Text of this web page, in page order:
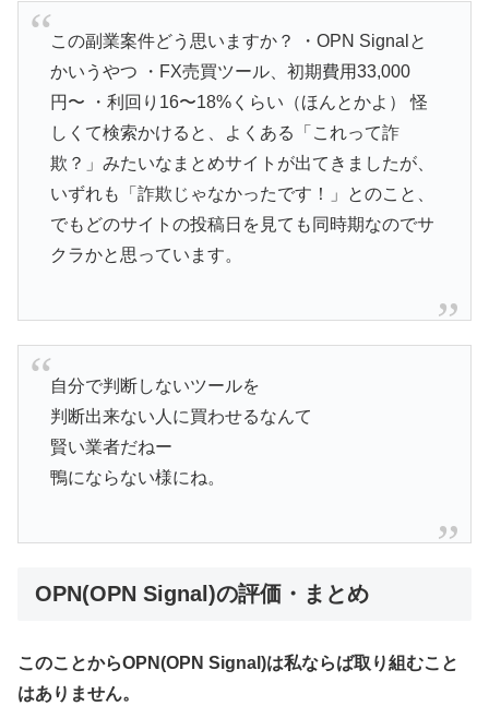
この副業案件どう思いますか？ ・OPN Signalと
かいうやつ ・FX売買ツール、初期費用33,000
円〜 ・利回り16〜18%くらい（ほんとかよ） 怪
しくて検索かけると、よくある「これって詐
欺？」みたいなまとめサイトが出てきましたが、
いずれも「詐欺じゃなかったです！」とのこと、
でもどのサイトの投稿日を見ても同時期なのでサ
クラかと思っています。
自分で判断しないツールを
判断出来ない人に買わせるなんて
賢い業者だねー
鴨にならない様にね。
OPN(OPN Signal)の評価・まとめ
このことからOPN(OPN Signal)は私ならば取り組むこと
はありません。